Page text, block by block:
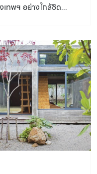
เทพฯ อย่างใกล้ชิด...